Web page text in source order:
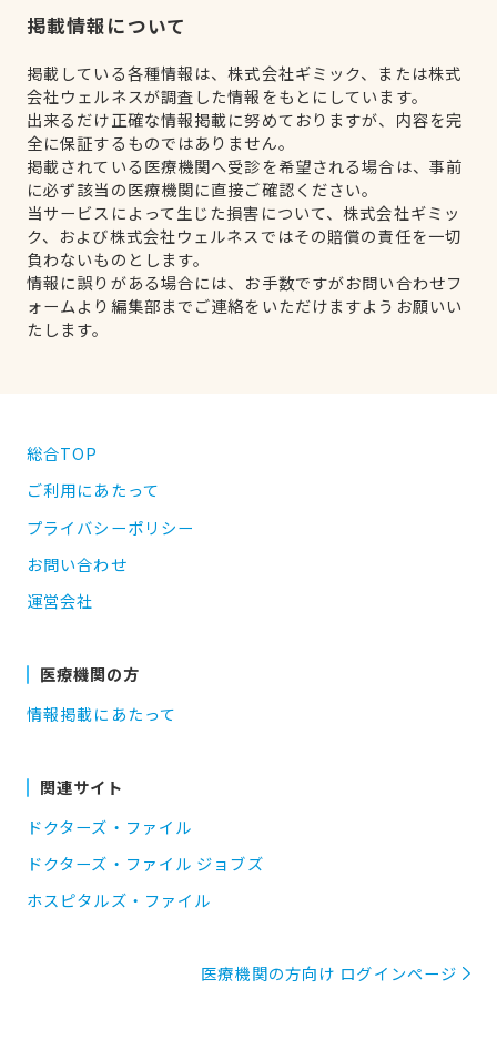
掲載情報について
掲載している各種情報は、株式会社ギミック、または株式
会社ウェルネスが調査した情報をもとにしています。
出来るだけ正確な情報掲載に努めておりますが、内容を完
全に保証するものではありません。
掲載されている医療機関へ受診を希望される場合は、事前
に必ず該当の医療機関に直接ご確認ください。
当サービスによって生じた損害について、株式会社ギミッ
ク、および株式会社ウェルネスではその賠償の責任を一切
負わないものとします。
情報に誤りがある場合には、お手数ですがお問い合わせフ
ォームより編集部までご連絡をいただけますようお願いい
たします。
総合TOP
ご利用にあたって
プライバシーポリシー
お問い合わせ
運営会社
医療機関の方
情報掲載にあたって
関連サイト
ドクターズ・ファイル
ドクターズ・ファイル ジョブズ
ホスピタルズ・ファイル
医療機関の方向け ログインページ